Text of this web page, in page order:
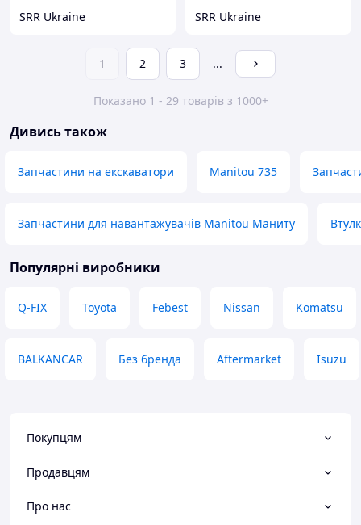
SRR Ukraine SRR Ukraine
1 2 3 ...
Показано 1 - 29 товарів з 1000+
Дивись також
Запчастини на екскаватори Manitou 735
Запчастини для навантажувачів Manitou Маниту
Популярні виробники
Q-FIX Toyota Febest Nissan Komatsu
BALKANCAR Без бренда Aftermarket Isuzu
Покупцям
Продавцям
Про нас